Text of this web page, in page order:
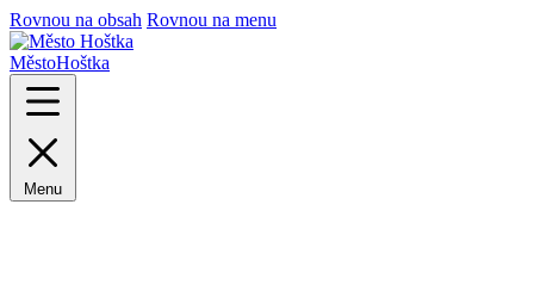
Rovnou na obsah Rovnou na menu
MěstoHoštka
Menu